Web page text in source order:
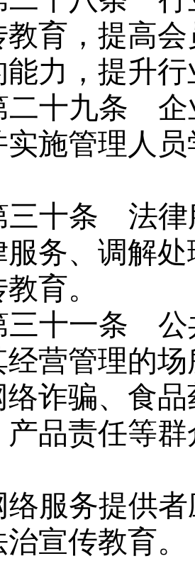
教育，提高
能力，提升
二十九条 企
实施管理人
三十条 法律
服务、调解
育。
三十一条 公
经营管理的
络诈骗、食
产品责任等
络服务提供
宣传教育。